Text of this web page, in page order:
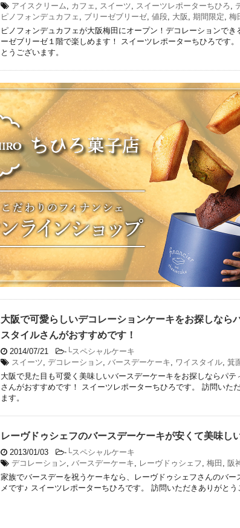
アイスクリーム
カフェ スイーツ スイーツレポーターちひろ
ピノフォンデュカフェ
ブリーゼブリーゼ 値段 大阪 期間限定 梅
ピノフォンデュカフェが大阪梅田にオープン！デコレーションでき
ーゼブリーゼ１階で楽しめます！ スイーツレポーターちひろです
とうございます。
大阪で可愛らしいデコレーションケーキをお探しなら
スタイルさんがおすすめです！
2014/07/21 - └スペシャルケーキ
スイーツ デコレーション バースデーケーキ ワイスタイル 箕
大阪で見た目も可愛く美味しいバースデーケーキをお探しならパテ
さんがおすすめです！ スイーツレポーターちひろです。 訪問いた
ます。
レーヴドゥシェフのバースデーケーキが安くて美味し
2013/01/03 - └スペシャルケーキ
デコレーション
バースデーケーキ レーヴドゥシェフ 梅田
阪
家族でバースデーを祝うケーキなら、レーヴドゥシェフさんのバー
メです♪ スイーツレポーターちひろです。 訪問いただきありがとう